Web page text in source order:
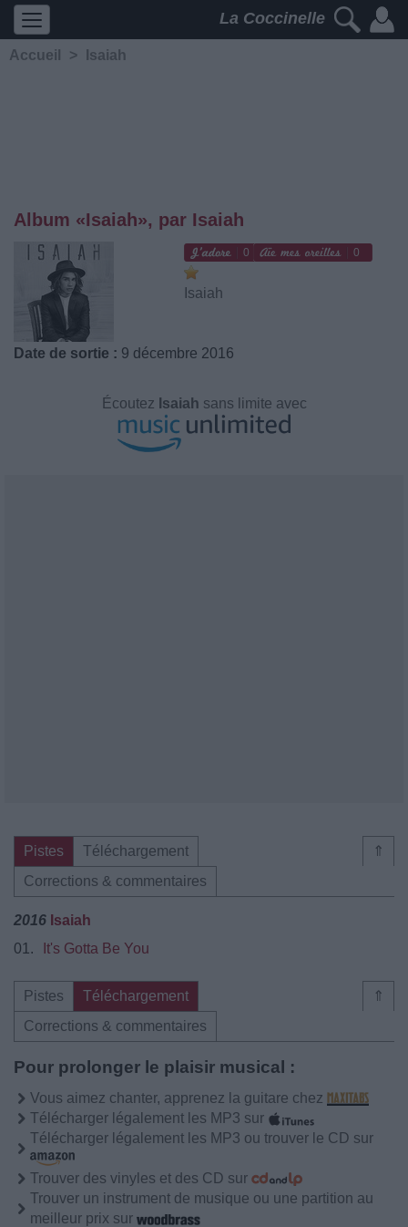
La Coccinelle
Accueil > Isaiah
Album «Isaiah», par Isaiah
0 0
Isaiah
Date de sortie : 9 décembre 2016
Écoutez Isaiah sans limite avec
⇑
Pistes
Téléchargement
Corrections & commentaires
2016 Isaiah
01.
It's Gotta Be You
⇑
Pistes
Téléchargement
Corrections & commentaires
Pour prolonger le plaisir musical :
Vous aimez chanter, apprenez la guitare chez
Télécharger légalement les MP3 sur
Télécharger légalement les MP3 ou trouver le CD sur
Trouver des vinyles et des CD sur
Trouver un instrument de musique ou une partition au
meilleur prix sur